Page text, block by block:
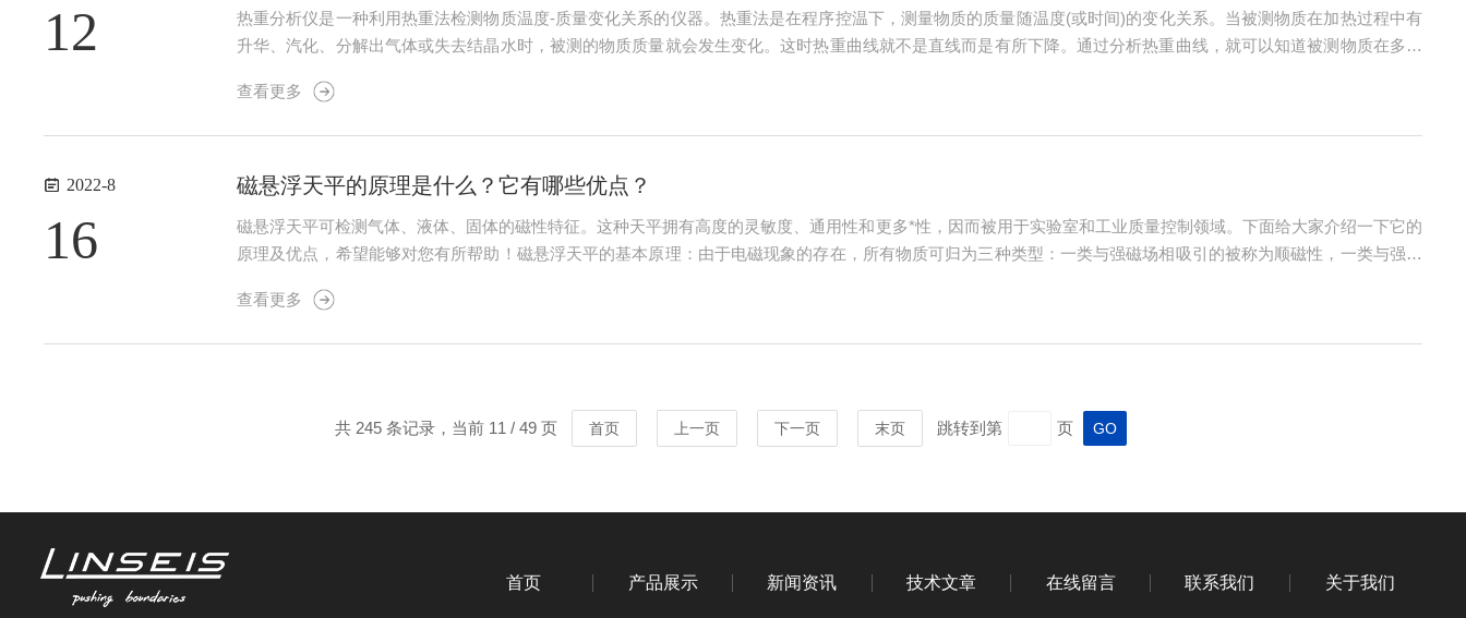
12
热重分析仪是一种利用热重法检测物质温度-质量变化关系的仪器。热重法是在程序控温下，测量物质的质量随温度(或时间)的变化关系。当被测物质在加热过程中有
升华、汽化、分解出气体或失去结晶水时，被测的物质质量就会发生变化。这时热重曲线就不是直线而是有所下降。通过分析热重曲线，就可以知道被测物质在多少
变位法，是根据天平梁倾斜度与质量变...
查看更多
2022-8
16
磁悬浮天平的原理是什么？它有哪些优点？
磁悬浮天平可检测气体、液体、固体的磁性特征。这种天平拥有高度的灵敏度、通用性和更多*性，因而被用于实验室和工业质量控制领域。下面给大家介绍一下它的
原理及优点，希望能够对您有所帮助！磁悬浮天平的基本原理：由于电磁现象的存在，所有物质可归为三种类型：一类与强磁场相吸引的被称为顺磁性，一类与强磁
并有序排列。与磁铁不同，反磁性或顺磁性物质的磁...
查看更多
共 245 条记录，当前 11 / 49 页 首页 上一页 下一页 末页 跳转到第 页
首页 产品展示 新闻资讯 技术文章 在线留言 联系我们 关于我们